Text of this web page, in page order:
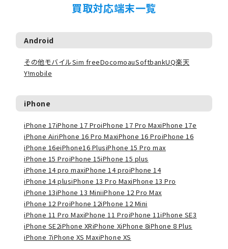
買取対応端末一覧
Android
その他モバイルSim freeDocomoauSoftbankUQ楽天
Y!mobile
iPhone
iPhone 17iPhone 17 ProiPhone 17 Pro MaxiPhone 17e
iPhone AiriPhone 16 Pro MaxiPhone 16 ProiPhone 16
iPhone 16eiPhone16 PlusiPhone 15 Pro max
iPhone 15 ProiPhone 15iPhone 15 plus
iPhone 14 pro maxiPhone 14 proiPhone 14
iPhone 14 plusiPhone 13 Pro MaxiPhone 13 Pro
iPhone 13iPhone 13 MiniiPhone 12 Pro Max
iPhone 12 ProiPhone 12iPhone 12 Mini
iPhone 11 Pro MaxiPhone 11 ProiPhone 11iPhone SE3
iPhone SE2iPhone XRiPhone XiPhone 8iPhone 8 Plus
iPhone 7iPhone XS MaxiPhone XS